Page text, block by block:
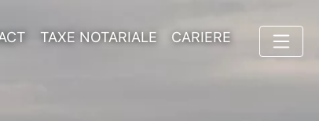
TAXE NOTARIALE CARIERE